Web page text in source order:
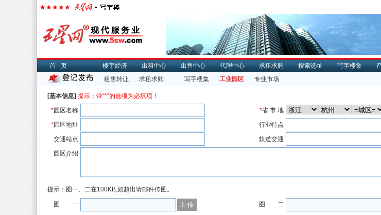
首页 楼宇经济 出租中心 出售中心 代理中心 求租求购 搜索选址 写字楼集
租售转让
求租求购 写字楼集 工业园区 专业市场
[基本信息] 提示：带“*”的选项为必填项！
*园区名称 *省 市 地
*园区地址
行业特点
交通站点
轨道交通
园区介绍
提示：图一、二在100KB,如超出请邮件传图。
图 一 图 二